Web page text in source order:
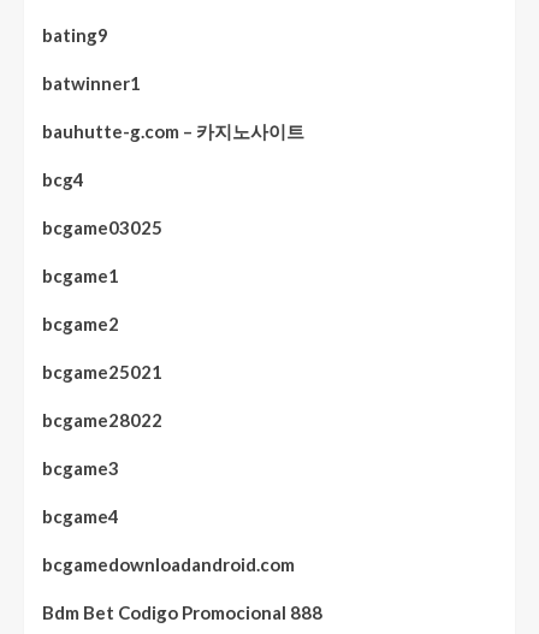
bating9
batwinner1
bauhutte-g.com – 카지노사이트
bcg4
bcgame03025
bcgame1
bcgame2
bcgame25021
bcgame28022
bcgame3
bcgame4
bcgamedownloadandroid.com
Bdm Bet Codigo Promocional 888